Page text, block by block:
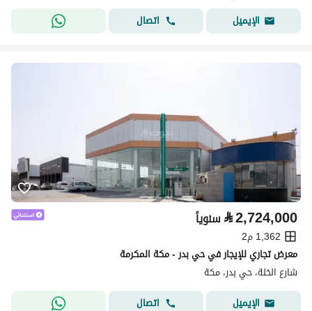
الإيميل
اتصال
⃁2,724,000 سنوياً
1,362 م2
معرض تجاري للإيجار في حي بدر - مكة المكرمة
شارع الخلة، حي بدر، مكة
الإيميل
اتصال